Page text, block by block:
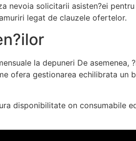
nevoia solicitarii asisten?ei
legat de clauzele ofertelor.
la depuneri De asemenea,
ofera gestionarea echilibrata un
disponibilitate on consumabile